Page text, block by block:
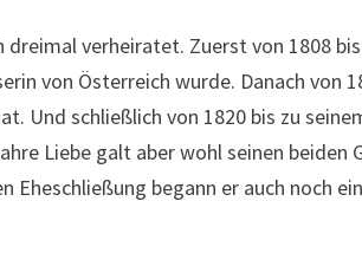
dreimal verheiratet. Zuerst von 1808
von Österreich wurde. Danach von
Und schließlich von 1820 bis zu
Liebe galt aber wohl seinen beiden
Eheschließung begann er auch noch